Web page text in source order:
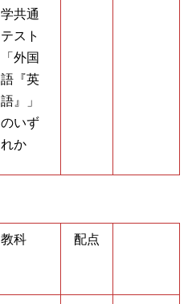
学共通
テスト
「外国
語『英
語』」
のいず
れか
教科 配点